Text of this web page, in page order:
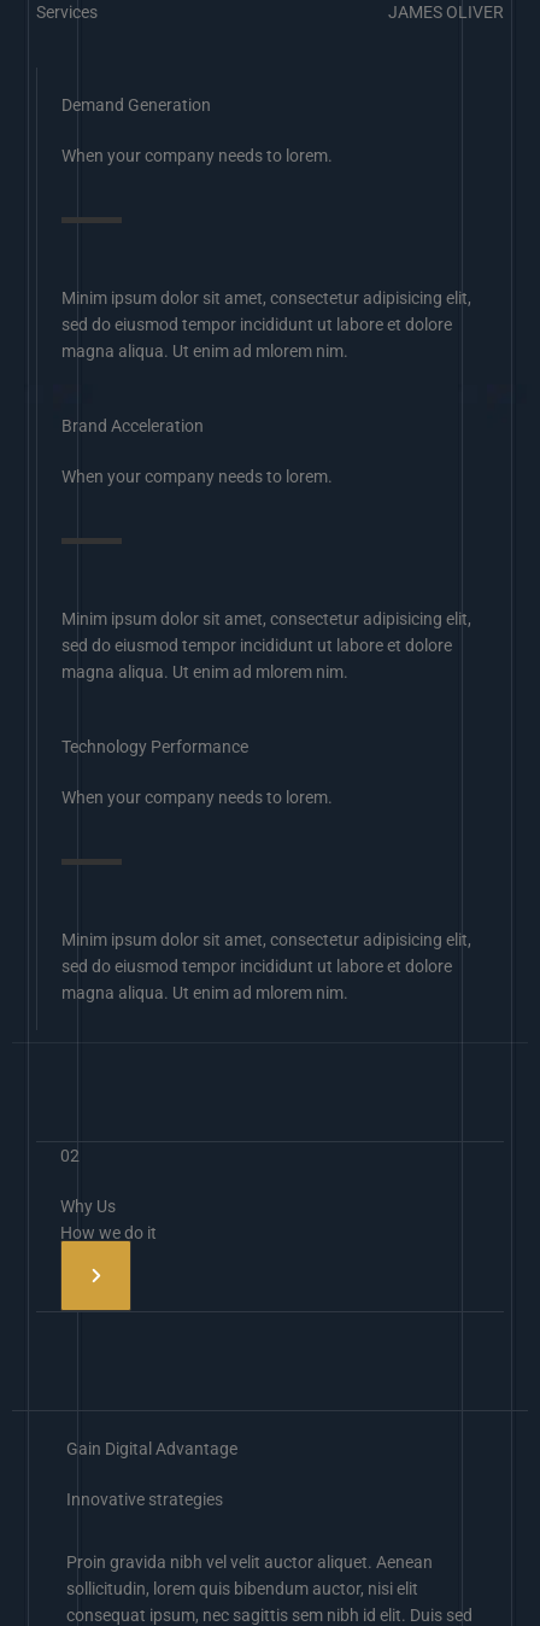
JAMES OLIVER
Services
Demand Generation
When your company needs to lorem.
Minim ipsum dolor sit amet, consectetur adipisicing elit,
sed do eiusmod tempor incididunt ut labore et dolore
magna aliqua. Ut enim ad mlorem nim.
Brand Acceleration
When your company needs to lorem.
Minim ipsum dolor sit amet, consectetur adipisicing elit,
sed do eiusmod tempor incididunt ut labore et dolore
magna aliqua. Ut enim ad mlorem nim.
Technology Performance
When your company needs to lorem.
Minim ipsum dolor sit amet, consectetur adipisicing elit,
sed do eiusmod tempor incididunt ut labore et dolore
magna aliqua. Ut enim ad mlorem nim.
02
Why Us
How we do it
Gain Digital Advantage
Innovative strategies
Proin gravida nibh vel velit auctor aliquet. Aenean
sollicitudin, lorem quis bibendum auctor, nisi elit
consequat ipsum, nec sagittis sem nibh id elit. Duis sed